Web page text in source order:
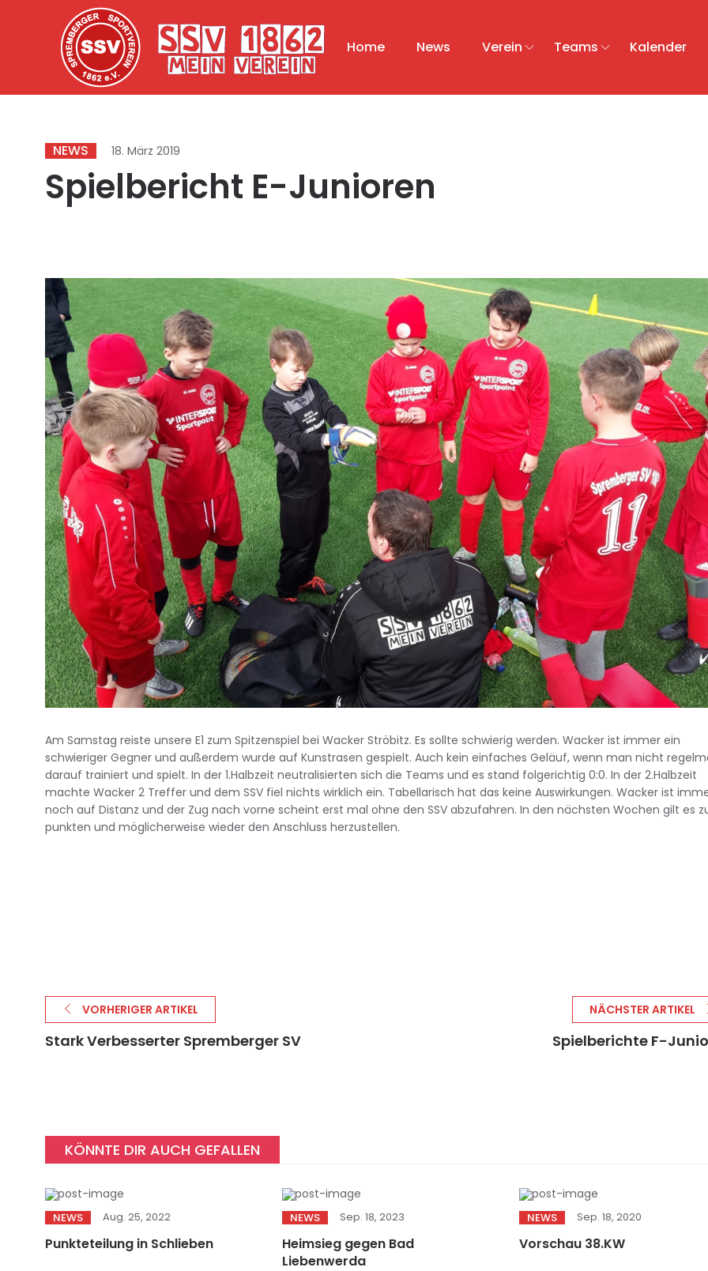
Home News Verein Teams Kalender
NEWS 18. März 2019
Spielbericht E-Junioren
Am Samstag reiste unsere E1 zum Spitzenspiel bei Wacker Ströbitz. Es sollte schwierig werden. Wacker ist immer ein
schwieriger Gegner und außerdem wurde auf Kunstrasen gespielt. Auch kein einfaches Geläuf, wenn man nicht
darauf trainiert und spielt. In der 1.Halbzeit neutralisierten sich die Teams und es stand folgerichtig 0:0. In der 2.Halbzeit
machte Wacker 2 Treffer und dem SSV fiel nichts wirklich ein. Tabellarisch hat das keine Auswirkungen. Wacker ist
noch auf Distanz und der Zug nach vorne scheint erst mal ohne den SSV abzufahren. In den nächsten Wochen gilt es
punkten und möglicherweise wieder den Anschluss herzustellen.
VORHERIGER ARTIKEL
Stark Verbesserter Spremberger SV
NÄCHSTER ARTIKEL
Spielberichte F-
KÖNNTE DIR AUCH GEFALLEN
NEWS Aug. 25, 2022
Punkteteilung in Schlieben
NEWS Sep. 18, 2023
Heimsieg gegen Bad
Liebenwerda
NEWS Sep. 18, 2020
Vorschau 38.KW